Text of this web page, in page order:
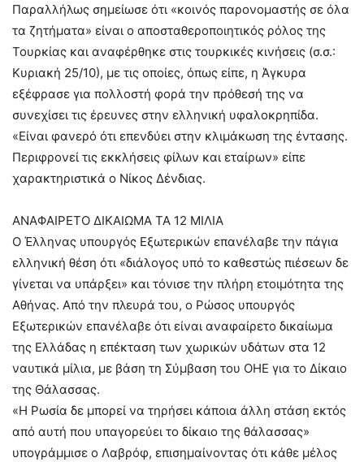
Παραλλήλως σημείωσε ότι «κοινός παρονομαστής σε όλα
τα ζητήματα» είναι ο αποσταθεροποιητικός ρόλος της
Τουρκίας και αναφέρθηκε στις τουρκικές κινήσεις (σ.σ.:
Κυριακή 25/10), με τις οποίες, όπως είπε, η Άγκυρα
εξέφρασε για πολλοστή φορά την πρόθεσή της να
συνεχίσει τις έρευνες στην ελληνική υφαλοκρηπίδα.
«Είναι φανερό ότι επενδύει στην κλιμάκωση της έντασης.
Περιφρονεί τις εκκλήσεις φίλων και εταίρων» είπε
χαρακτηριστικά ο Νίκος Δένδιας.
ΑΝΑΦΑΙΡΕΤΟ ΔΙΚΑΙΩΜΑ ΤΑ 12 ΜΙΛΙΑ
Ο Έλληνας υπουργός Εξωτερικών επανέλαβε την πάγια
ελληνική θέση ότι «διάλογος υπό το καθεστώς πιέσεων δε
γίνεται να υπάρξει» και τόνισε την πλήρη ετοιμότητα της
Αθήνας. Από την πλευρά του, ο Ρώσος υπουργός
Εξωτερικών επανέλαβε ότι είναι αναφαίρετο δικαίωμα
της Ελλάδας η επέκταση των χωρικών υδάτων στα 12
ναυτικά μίλια, με βάση τη Σύμβαση του ΟΗΕ για το Δίκαιο
της Θάλασσας.
«Η Ρωσία δε μπορεί να τηρήσει κάποια άλλη στάση εκτός
από αυτή που υπαγορεύει το δίκαιο της θάλασσας»
υπογράμμισε ο Λαβρόφ, επισημαίνοντας ότι κάθε μέλος